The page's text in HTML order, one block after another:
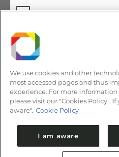
We use cookies and other
most accessed pages and thus
experience. For more information
please visit our "Cookies Policy".
aware". Cookie Policy
I am aware